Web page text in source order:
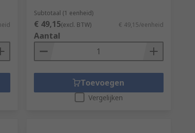
Subtotaal (1 eenheid)
€ 49,15(excl. BTW) € 49,15/eenheid
Aantal
Toevoegen
Vergelijken